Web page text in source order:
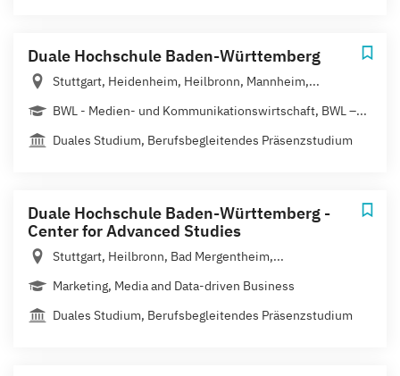
Duale Hochschule Baden-Württemberg
Stuttgart, Heidenheim, Heilbronn, Mannheim,...
BWL - Medien- und Kommunikationswirtschaft, BWL –...
Duales Studium, Berufsbegleitendes Präsenzstudium
Duale Hochschule Baden-Württemberg -
Center for Advanced Studies
Stuttgart, Heilbronn, Bad Mergentheim,...
Marketing, Media and Data-driven Business
Duales Studium, Berufsbegleitendes Präsenzstudium